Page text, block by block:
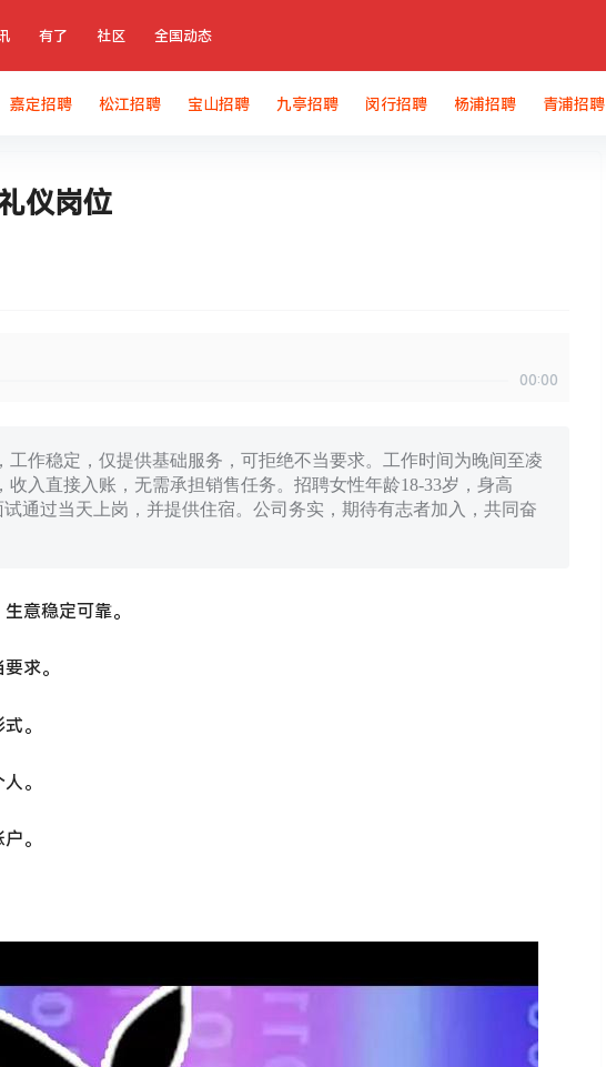
有了 社区 全国动态
嘉定招聘 松江招聘 宝山招聘 九亭招聘 闵行招聘 杨浦招聘 青浦招聘
仪岗位
00:00
工作稳定，仅提供基础服务，可拒绝不当要求。工作时间为晚间至凌
入直接入账，无需承担销售任务。招聘女性年龄18-33岁，身高
通过当天上岗，并提供住宿。公司务实，期待有志者加入，共同奋
意稳定可靠。
求。
。
。
。